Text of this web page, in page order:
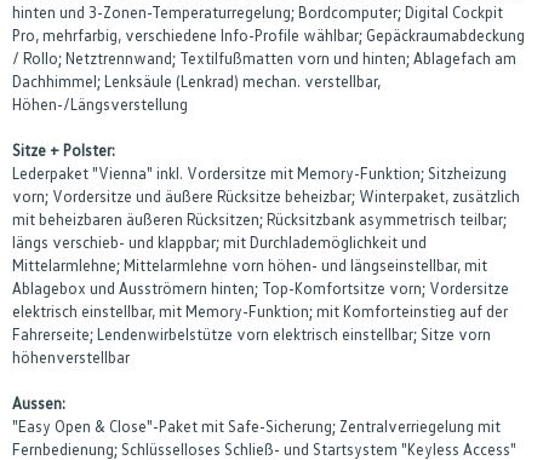
hinten und 3-Zonen-Temperaturregelung; Bordcomputer; Digital Cockpit
Pro, mehrfarbig, verschiedene Info-Profile wählbar; Gepäckraumabdeckung
/ Rollo; Netztrennwand; Textilfußmatten vorn und hinten; Ablagefach am
Dachhimmel; Lenksäule (Lenkrad) mechan. verstellbar,
Höhen-/Längsverstellung
Sitze + Polster:
Lederpaket "Vienna" inkl. Vordersitze mit Memory-Funktion; Sitzheizung
vorn; Vordersitze und äußere Rücksitze beheizbar; Winterpaket, zusätzlich
mit beheizbaren äußeren Rücksitzen; Rücksitzbank asymmetrisch teilbar;
längs verschieb- und klappbar; mit Durchlademöglichkeit und
Mittelarmlehne; Mittelarmlehne vorn höhen- und längseinstellbar, mit
Ablagebox und Ausströmern hinten; Top-Komfortsitze vorn; Vordersitze
elektrisch einstellbar, mit Memory-Funktion; mit Komforteinstieg auf der
Fahrerseite; Lendenwirbelstütze vorn elektrisch einstellbar; Sitze vorn
höhenverstellbar
Aussen:
"Easy Open & Close"-Paket mit Safe-Sicherung; Zentralverriegelung mit
Fernbedienung; Schlüsselloses Schließ- und Startsystem "Keyless Access"